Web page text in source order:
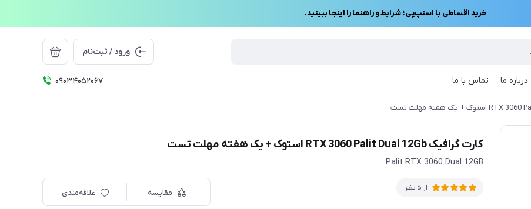
خرید اقساطی با اسنپ‌پی؛ شرایط و راهنما را اینجا ببینید.
ورود / ثبت‌نام
درباره ما تماس با ما 09034052067
کارت گرافیک RTX 3060 Palit Dual 12Gb استوک + یک هفته مهلت تست
Palit RTX 3060 Dual 12GB
از 5 نظر مقایسه علاقه‌مندی